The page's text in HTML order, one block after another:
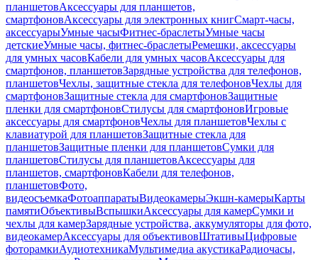
планшетовАксессуары для планшетов,
смартфоновАксессуары для электронных книгСмарт-часы,
аксессуарыУмные часыФитнес-браслетыУмные часы
детскиеУмные часы, фитнес-браслетыРемешки, аксессуары
для умных часовКабели для умных часовАксессуары для
смартфонов, планшетовЗарядные устройства для телефонов,
планшетовЧехлы, защитные стекла для телефоновЧехлы для
смартфоновЗащитные стекла для смартфоновЗащитные
пленки для смартфоновСтилусы для смартфоновИгровые
аксессуары для смартфоновЧехлы для планшетовЧехлы с
клавиатурой для планшетовЗащитные стекла для
планшетовЗащитные пленки для планшетовСумки для
планшетовСтилусы для планшетовАксессуары для
планшетов, смартфоновКабели для телефонов,
планшетовФото,
видеосъемкаФотоаппаратыВидеокамерыЭкшн-камерыКарты
памятиОбъективыВспышкиАксессуары для камерСумки и
чехлы для камерЗарядные устройства, аккумуляторы для фото,
видеокамерАксессуары для объективовШтативыЦифровые
фоторамкиАудиотехникаМультимедиа акустикаРадиочасы,